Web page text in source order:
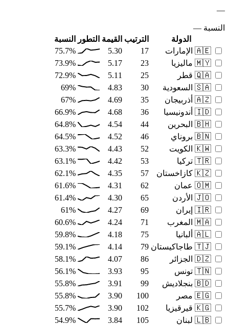
—
النسبة —
الدولة
الترتيب القيمة التطور
النسبة
🇦🇪 الإمارات 17
5.30
75.7%
🇲🇾 ماليزيا 23
5.17
73.9%
🇶🇦 قطر 25
5.11
72.9%
🇸🇦 السعودية 30
4.83
69%
🇦🇿 أذربيجان 35
4.69
67%
🇮🇩 أندونيسيا 36
4.68
66.9%
🇧🇭 البحرين 44
4.54
64.8%
🇧🇳 بروناي 46
4.52
64.5%
🇰🇼 الكويت 52
4.43
63.3%
🇹🇷 تركيا 53
4.42
63.1%
🇰🇿 كازاخستان 57
4.35
62.1%
🇴🇲 عمان 62
4.31
61.6%
🇯🇴 الأردن 65
4.30
61.4%
🇮🇷 إيران 69
4.27
61%
🇲🇦 المغرب 71
4.24
60.6%
🇦🇱 ألبانيا 75
4.18
59.8%
🇹🇯 طاجاكيستان 79
4.14
59.1%
🇩🇿 الجزائر 86
4.07
58.1%
🇹🇳 تونس 95
3.93
56.1%
🇧🇩 بنجلاديش 99
3.91
55.8%
🇪🇬 مصر 100
3.90
55.8%
🇰🇬 قيرقيزيا 102
3.90
55.7%
🇱🇧 لبنان 105
3.84
54.9%